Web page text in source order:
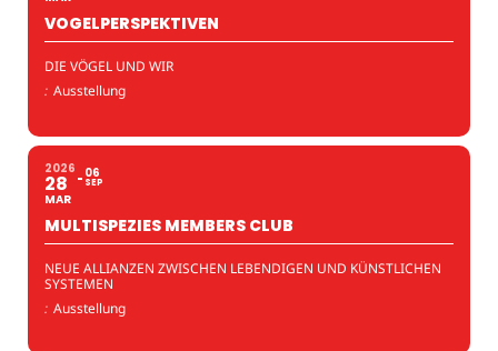
VOGELPERSPEKTIVEN
DIE VÖGEL UND WIR
: Ausstellung
2026
28
MAR
06
SEP
MULTISPEZIES MEMBERS CLUB
NEUE ALLIANZEN ZWISCHEN LEBENDIGEN UND KÜNSTLICHEN
SYSTEMEN
: Ausstellung